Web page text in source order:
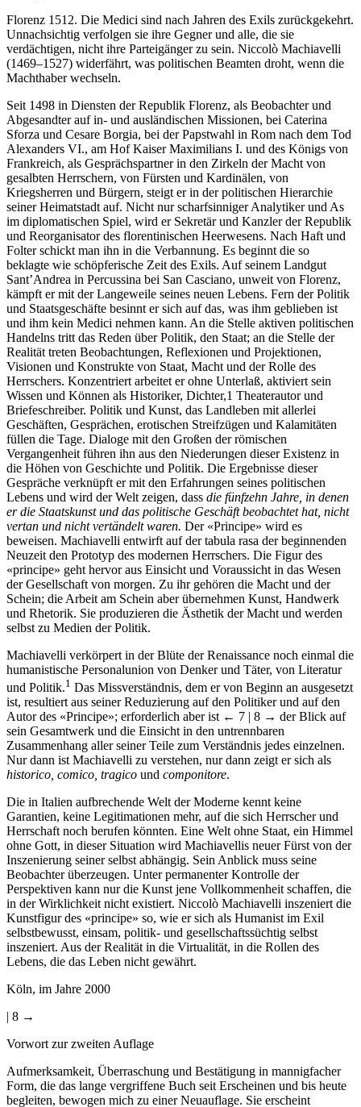
Florenz 1512. Die Medici sind nach Jahren des Exils zurückgekehrt.
Unnachsichtig verfolgen sie ihre Gegner und alle, die sie
verdächtigen, nicht ihre Parteigänger zu sein. Niccolò Machiavelli
(1469–1527) widerfährt, was politischen Beamten droht, wenn die
Machthaber wechseln.
Seit 1498 in Diensten der Republik Florenz, als Beobachter und
Abgesandter auf in- und ausländischen Missionen, bei Caterina
Sforza und Cesare Borgia, bei der Papstwahl in Rom nach dem Tod
Alexanders VI., am Hof Kaiser Maximilians I. und des Königs von
Frankreich, als Gesprächspartner in den Zirkeln der Macht von
gesalbten Herrschern, von Fürsten und Kardinälen, von
Kriegsherren und Bürgern, steigt er in der politischen Hierarchie
seiner Heimatstadt auf. Nicht nur scharfsinniger Analytiker und As
im diplomatischen Spiel, wird er Sekretär und Kanzler der Republik
und Reorganisator des florentinischen Heerwesens. Nach Haft und
Folter schickt man ihn in die Verbannung. Es beginnt die so
beklagte wie schöpferische Zeit des Exils. Auf seinem Landgut
Sant’Andrea in Percussina bei San Casciano, unweit von Florenz,
kämpft er mit der Langeweile seines neuen Lebens. Fern der Politik
und Staatsgeschäfte besinnt er sich auf das, was ihm geblieben ist
und ihm kein Medici nehmen kann. An die Stelle aktiven politischen
Handelns tritt das Reden über Politik, den Staat; an die Stelle der
Realität treten Beobachtungen, Reflexionen und Projektionen,
Visionen und Konstrukte von Staat, Macht und der Rolle des
Herrschers. Konzentriert arbeitet er ohne Unterlaß, aktiviert sein
Wissen und Können als Historiker, Dichter,1 Theaterautor und
Briefeschreiber. Politik und Kunst, das Landleben mit allerlei
Geschäften, Gesprächen, erotischen Streifzügen und Kalamitäten
füllen die Tage. Dialoge mit den Großen der römischen
Vergangenheit führen ihn aus den Niederungen dieser Existenz in
die Höhen von Geschichte und Politik. Die Ergebnisse dieser
Gespräche verknüpft er mit den Erfahrungen seines politischen
Lebens und wird der Welt zeigen, dass die fünfzehn Jahre, in denen
er die Staatskunst und das politische Geschäft beobachtet hat, nicht
vertan und nicht vertändelt waren. Der «Principe» wird es
beweisen. Machiavelli entwirft auf der tabula rasa der beginnenden
Neuzeit den Prototyp des modernen Herrschers. Die Figur des
«principe» geht hervor aus Einsicht und Voraussicht in das Wesen
der Gesellschaft von morgen. Zu ihr gehören die Macht und der
Schein; die Arbeit am Schein aber übernehmen Kunst, Handwerk
und Rhetorik. Sie produzieren die Ästhetik der Macht und werden
selbst zu Medien der Politik.
Machiavelli verkörpert in der Blüte der Renaissance noch einmal die
humanistische Personalunion von Denker und Täter, von Literatur
und Politik.1 Das Missverständnis, dem er von Beginn an ausgesetzt
ist, resultiert aus seiner Reduzierung auf den Politiker und auf den
Autor des «Principe»; erforderlich aber ist ← 7 | 8 → der Blick auf
sein Gesamtwerk und die Einsicht in den untrennbaren
Zusammenhang aller seiner Teile zum Verständnis jedes einzelnen.
Nur dann ist Machiavelli zu verstehen, nur dann zeigt er sich als
historico, comico, tragico und componitore.
Die in Italien aufbrechende Welt der Moderne kennt keine
Garantien, keine Legitimationen mehr, auf die sich Herrscher und
Herrschaft noch berufen könnten. Eine Welt ohne Staat, ein Himmel
ohne Gott, in dieser Situation wird Machiavellis neuer Fürst von der
Inszenierung seiner selbst abhängig. Sein Anblick muss seine
Beobachter überzeugen. Unter permanenter Kontrolle der
Perspektiven kann nur die Kunst jene Vollkommenheit schaffen, die
in der Wirklichkeit nicht existiert. Niccolò Machiavelli inszeniert die
Kunstfigur des «principe» so, wie er sich als Humanist im Exil
selbstbewusst, einsam, politik- und gesellschaftssüchtig selbst
inszeniert. Aus der Realität in die Virtualität, in die Rollen des
Lebens, die das Leben nicht gewährt.
Köln, im Jahre 2000
| 8 →
Vorwort zur zweiten Auflage
Aufmerksamkeit, Überraschung und Bestätigung in mannigfacher
Form, die das lange vergriffene Buch seit Erscheinen und bis heute
begleiten, bewogen mich zu einer Neuauflage. Sie erscheint